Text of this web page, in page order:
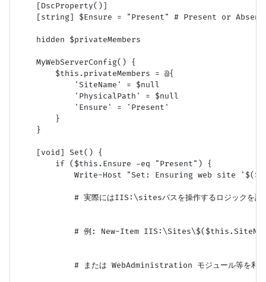
    [DscProperty()]
    [string] $Ensure = "Present" # Present or Absent
    hidden $privateMembers
    MyWebServerConfig() {
        $this.privateMembers = @{
            'SiteName' = $null
            'PhysicalPath' = $null
            'Ensure' = 'Present'
        }
    }
    [void] Set() {
        if ($this.Ensure -eq "Present") {
Write-Host "Set: Ensuring web site
# 実際にはIIS:\sitesパスを操作するロジックを記
# 例: New-Item
            # または WebAdministration モジュール等を利用